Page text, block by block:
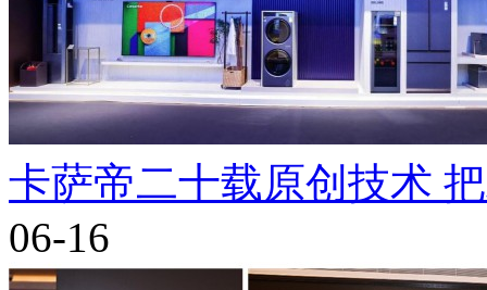
卡萨帝二十载原创技术
06-16